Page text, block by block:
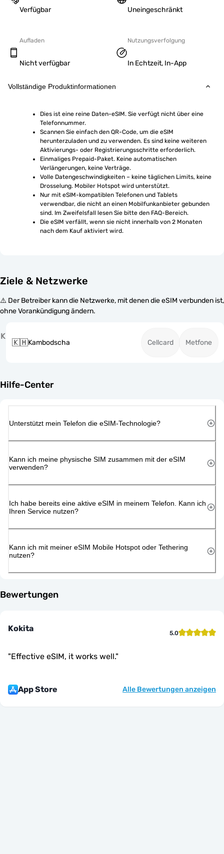
Verfügbar Uneingeschränkt
Aufladen
Nicht verfügbar
Nutzungsverfolgung
In Echtzeit, In-App
Vollständige Produktinformationen
Dies ist eine reine Daten-eSIM. Sie verfügt nicht über eine
Telefonnummer.
Scannen Sie einfach den QR-Code, um die eSIM
herunterzuladen und zu verwenden. Es sind keine weiteren
Aktivierungs- oder Registrierungsschritte erforderlich.
Einmaliges Prepaid-Paket. Keine automatischen
Verlängerungen, keine Verträge.
Volle Datengeschwindigkeiten – keine täglichen Limits, keine
Drosselung. Mobiler Hotspot wird unterstützt.
Nur mit eSIM-kompatiblen Telefonen und Tablets
verwendbar, die nicht an einen Mobilfunkanbieter gebunden
sind. Im Zweifelsfall lesen Sie bitte den FAQ-Bereich.
Die eSIM verfällt, wenn sie nicht innerhalb von 2 Monaten
nach dem Kauf aktiviert wird.
Ziele & Netzwerke
⚠️ Der Betreiber kann die Netzwerke, mit denen die eSIM verbunden ist,
ohne Vorankündigung ändern.
K
🇰🇭Kambodscha Cellcard Metfone
Hilfe-Center
Unterstützt mein Telefon die eSIM-Technologie?
Kann ich meine physische SIM zusammen mit der eSIM
verwenden?
Ich habe bereits eine aktive eSIM in meinem Telefon. Kann ich
Ihren Service nutzen?
Kann ich mit meiner eSIM Mobile Hotspot oder Tethering
nutzen?
Bewertungen
Kokita 5.0
"Effective eSIM, it works well."
App Store Alle Bewertungen anzeigen